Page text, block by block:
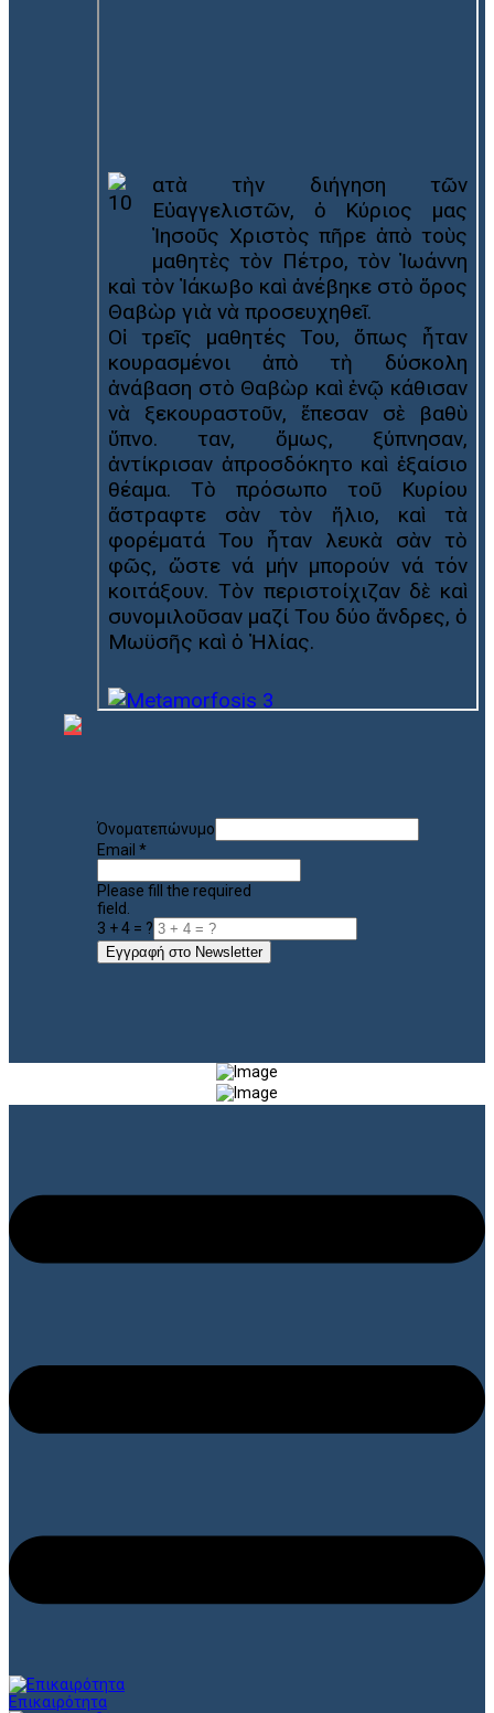
Όνοματεπώνυμο
Email *
Please fill the required
field.
3 + 4 = ?
Εγγραφή στο Newsletter
Επικαιρότητα